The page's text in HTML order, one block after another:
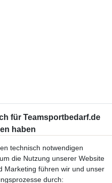
technisch notwendigen
die Nutzung unserer Website
Marketing führen wir und unser
durch: